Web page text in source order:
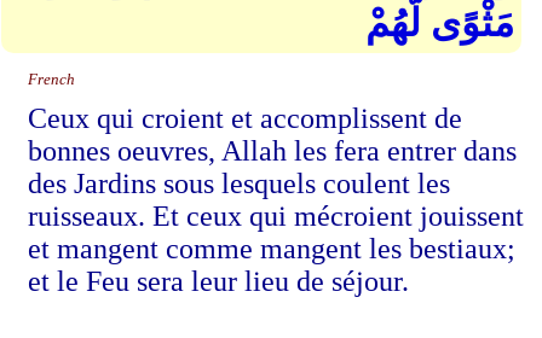
مَثْوًى لَّهُمْ
French
Ceux qui croient et accomplissent de
bonnes oeuvres, Allah les fera entrer dans
des Jardins sous lesquels coulent les
ruisseaux. Et ceux qui mécroient jouissent
et mangent comme mangent les bestiaux;
et le Feu sera leur lieu de séjour.